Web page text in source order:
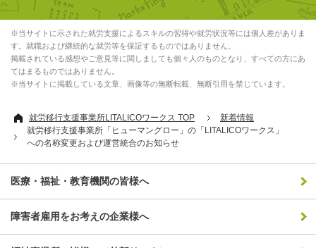
※当サイトに示された就労支援によるスキルの習得や就労状況等には個人差がありま
す。就職および継続的な就労等を保証するものではありません。
掲載されている感想やご意見等に関しましても個々人のものとなり、すべての方にあ
てはまるものではありません。
※当サイトに掲載している文章、画像等の無断転載、無断引用を禁じています。
就労移行支援事業所LITALICOワークス TOP
新着情報
就労移行支援事業所「ヒューマングロー」の「LITALICOワークス」
への名称変更および運営統合のお知らせ
医療・福祉・教育機関の皆様へ
障害者雇用をお考えの企業様へ